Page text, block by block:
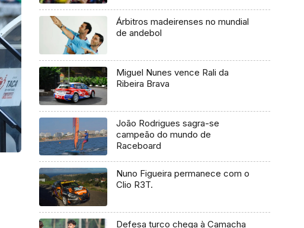
Árbitros madeirenses no mundial
de andebol
Miguel Nunes vence Rali da
Ribeira Brava
João Rodrigues sagra-se
campeão do mundo de
Raceboard
Nuno Figueira permanece com o
Clio R3T.
Defesa turco chega à Camacha